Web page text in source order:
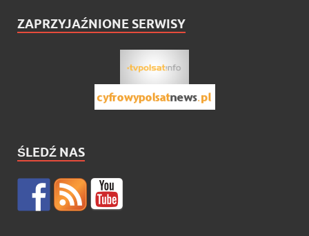
ZAPRZYJAŹNIONE SERWISY
ŚLEDŹ NAS